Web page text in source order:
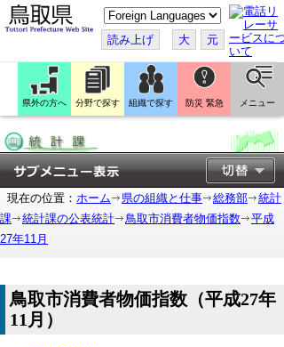
こ
の
ペ
ー
ジ
翻
訳
す
読み上げ 大 元
県外の方へ 分野で探す 組織で探す 防災 緊急 メニュー
現在の位置： ホーム 県の組織と仕事 総務部
統計
課
統計課の公表統計 鳥取市消費者物価指数
平成
27年11月
鳥取市消費者物価指数（平成27年
11月）